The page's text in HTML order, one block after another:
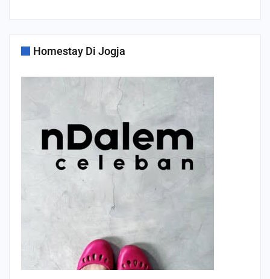
Homestay Di Jogja